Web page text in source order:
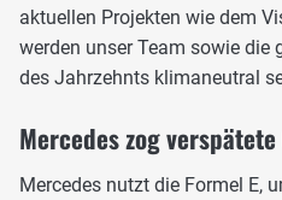
aktuellen Projekten wie dem
werden unser Team sowie die
des Jahrzehnts klimaneutral
Mercedes zog
Mercedes nutzt die Formel E,